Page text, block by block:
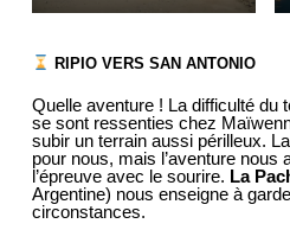
RIPIO VERS SAN ANTONIO
Quelle aventure ! La difficulté du
se sont ressenties chez
subir un terrain aussi périlleux.
pour nous, mais l’aventure nous
l’épreuve avec le sourire. La
Argentine) nous enseigne à
circonstances.